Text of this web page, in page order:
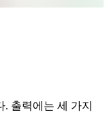
출력에는 세 가지